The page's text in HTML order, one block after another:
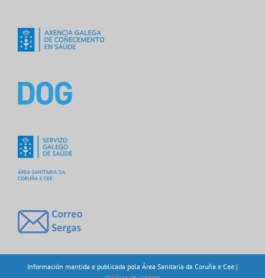
Información mantida e publicada pola Área Sanitaria da Coruña e Cee |